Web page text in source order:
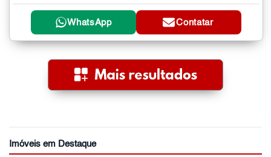
WhatsApp Contatar
Imóveis em Destaque